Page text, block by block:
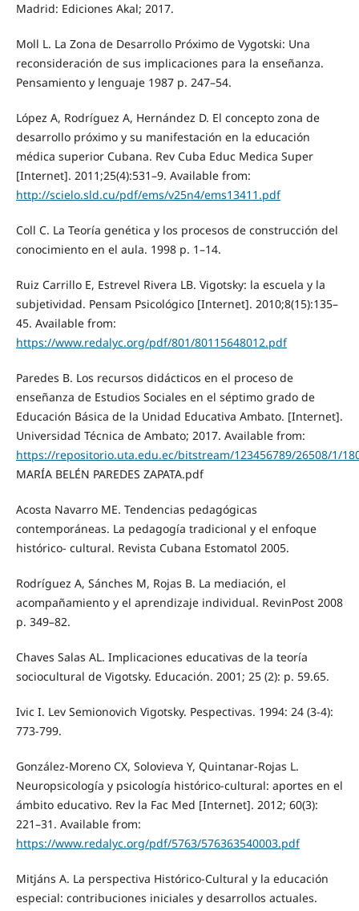
Madrid: Ediciones Akal; 2017.
Moll L. La Zona de Desarrollo Próximo de Vygotski: Una
reconsideración de sus implicaciones para la enseñanza.
Pensamiento y lenguaje 1987 p. 247–54.
López A, Rodríguez A, Hernández D. El concepto zona de
desarrollo próximo y su manifestación en la educación
médica superior Cubana. Rev Cuba Educ Medica Super
[Internet]. 2011;25(4):531–9. Available from:
http://scielo.sld.cu/pdf/ems/v25n4/ems13411.pdf
Coll C. La Teoría genética y los procesos de construcción del
conocimiento en el aula. 1998 p. 1–14.
Ruiz Carrillo E, Estrevel Rivera LB. Vigotsky: la escuela y la
subjetividad. Pensam Psicológico [Internet]. 2010;8(15):135–
45. Available from:
https://www.redalyc.org/pdf/801/80115648012.pdf
Paredes B. Los recursos didácticos en el proceso de
enseñanza de Estudios Sociales en el séptimo grado de
Educación Básica de la Unidad Educativa Ambato. [Internet].
Universidad Técnica de Ambato; 2017. Available from:
https://repositorio.uta.edu.ec/bitstream/123456789/26508/1/
MARÍA BELÉN PAREDES ZAPATA.pdf
Acosta Navarro ME. Tendencias pedagógicas
contemporáneas. La pedagogía tradicional y el enfoque
histórico- cultural. Revista Cubana Estomatol 2005.
Rodríguez A, Sánches M, Rojas B. La mediación, el
acompañamiento y el aprendizaje individual. RevinPost 2008
p. 349–82.
Chaves Salas AL. Implicaciones educativas de la teoría
sociocultural de Vigotsky. Educación. 2001; 25 (2): p. 59.65.
Ivic I. Lev Semionovich Vigotsky. Pespectivas. 1994: 24 (3-4):
773-799.
González-Moreno CX, Solovieva Y, Quintanar-Rojas L.
Neuropsicología y psicología histórico-cultural: aportes en el
ámbito educativo. Rev la Fac Med [Internet]. 2012; 60(3):
221–31. Available from:
https://www.redalyc.org/pdf/5763/576363540003.pdf
Mitjáns A. La perspectiva Histórico-Cultural y la educación
especial: contribuciones iniciales y desarrollos actuales.